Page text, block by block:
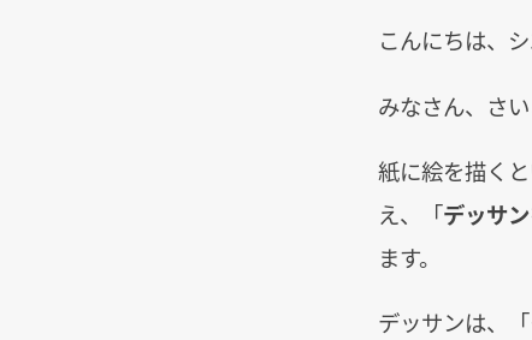
こんにちは、シ
みなさん、さ
紙に絵を描く
え、「デッサン
ます。
デッサンは、